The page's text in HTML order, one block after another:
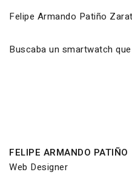
Felipe Armando Patiño
Buscaba un smartwatch
FELIPE ARMANDO PATIÑO
Web Designer